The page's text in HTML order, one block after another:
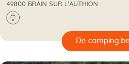
49800 BRAIN SUR L'AUTHION
🌲
🔍